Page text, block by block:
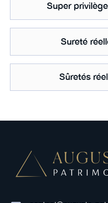
Super
Sureté
Sûretés